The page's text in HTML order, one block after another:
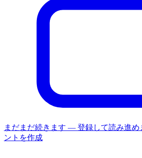
まだまだ続きます — 登録して読み進め
ントを作成